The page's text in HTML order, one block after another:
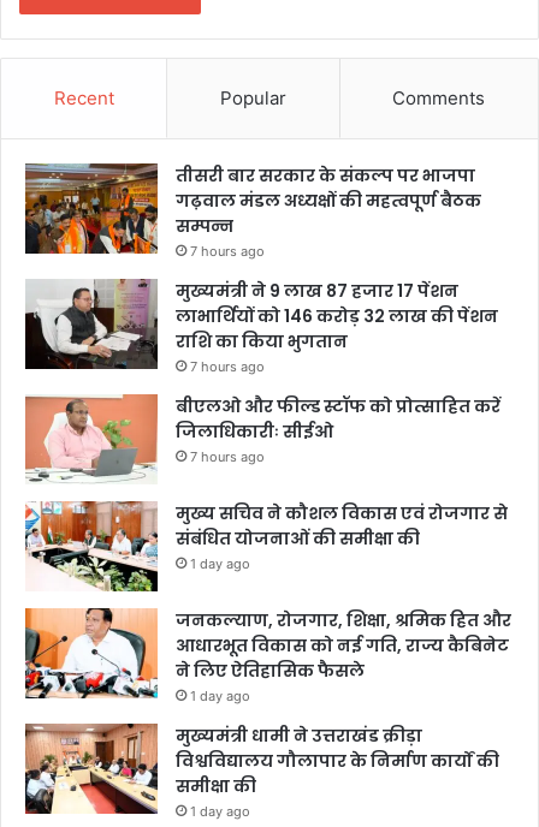
Recent Popular Comments
तीसरी बार सरकार के संकल्प पर भाजपा
गढ़वाल मंडल अध्यक्षों की महत्वपूर्ण बैठक
सम्पन्न
7 hours ago
मुख्यमंत्री ने 9 लाख 87 हजार 17 पेंशन
लाभार्थियों को 146 करोड़ 32 लाख की पेंशन
राशि का किया भुगतान
7 hours ago
बीएलओ और फील्ड स्टॉफ को प्रोत्साहित करें
जिलाधिकारीः सीईओ
7 hours ago
मुख्य सचिव ने कौशल विकास एवं रोजगार से
संबंधित योजनाओं की समीक्षा की
1 day ago
जनकल्याण, रोजगार, शिक्षा, श्रमिक हित और
आधारभूत विकास को नई गति, राज्य कैबिनेट
ने लिए ऐतिहासिक फैसले
1 day ago
मुख्यमंत्री धामी ने उत्तराखंड क्रीड़ा
विश्वविद्यालय गौलापार के निर्माण कार्यों की
समीक्षा की
1 day ago